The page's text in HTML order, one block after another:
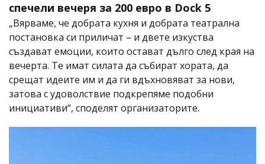
спечели вечеря за 200 евро в Dock 5
„Вярваме, че добрата кухня и добрата театрална
постановка си приличат – и двете изкуства
създават емоции, които остават дълго след края на
вечерта. Те имат силата да събират хората, да
срещат идеите им и да ги вдъхновяват за нови,
затова с удоволствие подкрепяме подобни
инициативи“, споделят организаторите.